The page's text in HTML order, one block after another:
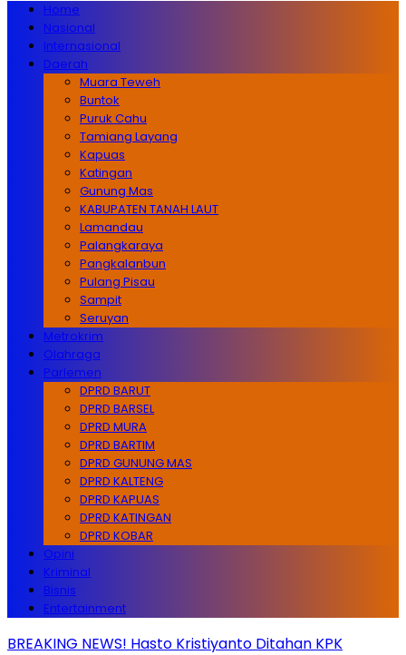
Home
Nasional
Internasional
Daerah
Muara Teweh
Buntok
Puruk Cahu
Tamiang Layang
Kapuas
Katingan
Gunung Mas
KABUPATEN TANAH LAUT
Lamandau
Palangkaraya
Pangkalanbun
Pulang Pisau
Sampit
Seruyan
Metrokrim
Olahraga
Parlemen
DPRD BARUT
DPRD BARSEL
DPRD MURA
DPRD BARTIM
DPRD GUNUNG MAS
DPRD KALTENG
DPRD KAPUAS
DPRD KATINGAN
DPRD KOBAR
Opini
Kriminal
Bisnis
Entertainment
BREAKING NEWS! Hasto Kristiyanto Ditahan KPK